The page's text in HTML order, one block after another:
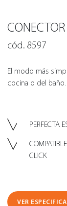
cód. 8597
El modo más
cocina o del baño.
PERFECTA
CLICK
VER